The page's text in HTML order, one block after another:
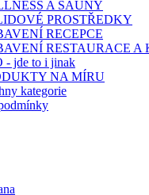
A SAUNY
PROSTŘEDKY
RECEPCE
RESTAURACE A
- jde to i jinak
NA MÍRU
kategorie